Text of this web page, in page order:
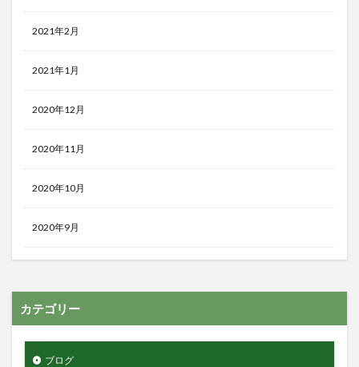
2021年2月
2021年1月
2020年12月
2020年11月
2020年10月
2020年9月
カテゴリー
ブログ